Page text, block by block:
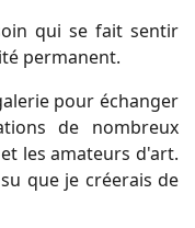
qui se fait sentir
permanent.
pour échanger
de nombreux
les amateurs d'art.
que je créerais de